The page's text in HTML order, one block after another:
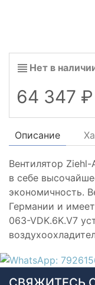
Нет в
64 347
Описание
Вентилятор
в себе
экономичность.
Германии и
063-VDK.6K.V7